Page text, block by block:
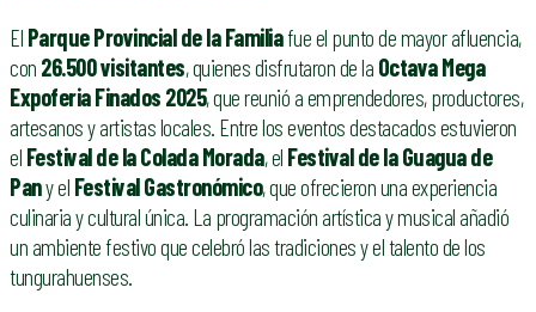
El Parque Provincial de la Familiafue el punto de mayor afluencia,
con 26.500 visitantes, quienes disfrutaron de la Octava Mega
Expoferia Finados 2025, que reunió a emprendedores, productores,
artesanos y artistas locales. Entre los eventos destacados estuvieron
el Festival de la Colada Morada, el Festival de la Guagua de
Pany el Festival Gastronómico, que ofrecieron una experiencia
culinaria y cultural única. La programación artística y musical añadió
un ambiente festivo que celebró las tradiciones y el talento de los
tungurahuenses.